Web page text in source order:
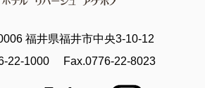
福井県福井市中央3-10-12
22-1000
Fax.0776-22-8023